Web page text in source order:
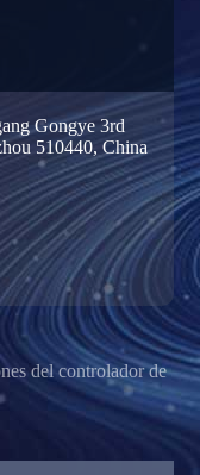
del controlador de
Gongye 3rd
510440, China